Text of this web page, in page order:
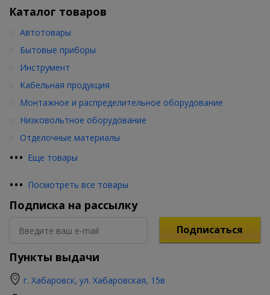
Каталог товаров
••• Еще товары
Автотовары
Бытовые приборы
Инструмент
Кабельная продукция
Монтажное и распределительное оборудование
Низковольтное оборудование
Отделочные материалы
••• Посмотреть все товары
Подписка на рассылку
Подписаться
Пункты выдачи
г. Хабаровск, ул. Хабаровская, 15в